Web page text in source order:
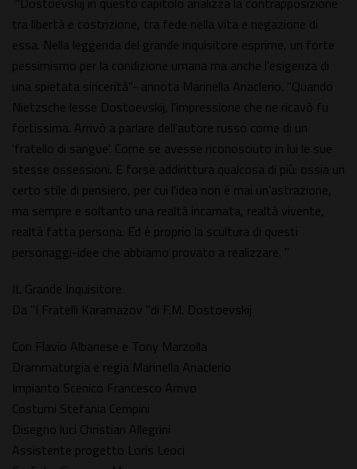
tra libertà e costrizione, tra fede nella vita e negazione di
essa. Nella leggenda del grande inquisitore esprime, un forte
pessimismo per la condizione umana ma anche l'esigenza di
una spietata sincerità"- annota Marinella Anaclerio. "Quando
Nietzsche lesse Dostoevskij, l'impressione che ne ricavò fu
fortissima. Arrivò a parlare dell'autore russo come di un
'fratello di sangue'. Come se avesse riconosciuto in lui le sue
stesse ossessioni. E forse addirittura qualcosa di più: ossia un
certo stile di pensiero, per cui l'idea non è mai un'astrazione,
ma sempre e soltanto una realtà incarnata, realtà vivente,
realtà fatta persona. Ed è proprio la scultura di questi
personaggi-idee che abbiamo provato a realizzare. "
IL Grande Inquisitore
Da "I Fratelli Karamazov "di F.M. Dostoevskij
Con Flavio Albanese e Tony Marzolla
Drammaturgia e regia Marinella Anaclerio
Impianto Scenico Francesco Arrivo
Costumi Stefania Cempini
Disegno luci Christian Allegrini
Assistente progetto Loris Leoci